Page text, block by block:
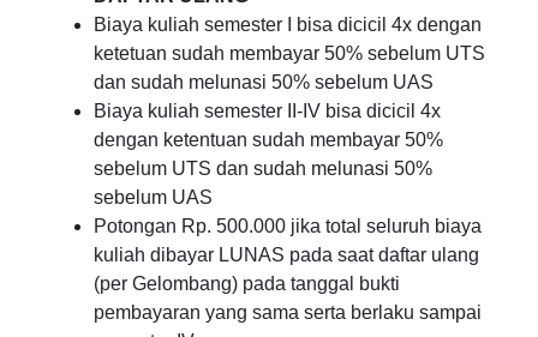
Biaya kuliah semester I bisa dicicil 4x dengan
ketetuan sudah membayar 50% sebelum UTS
dan sudah melunasi 50% sebelum UAS
Biaya kuliah semester II-IV bisa dicicil 4x
dengan ketentuan sudah membayar 50%
sebelum UTS dan sudah melunasi 50%
sebelum UAS
Potongan Rp. 500.000 jika total seluruh biaya
kuliah dibayar LUNAS pada saat daftar ulang
(per Gelombang) pada tanggal bukti
pembayaran yang sama serta berlaku sampai